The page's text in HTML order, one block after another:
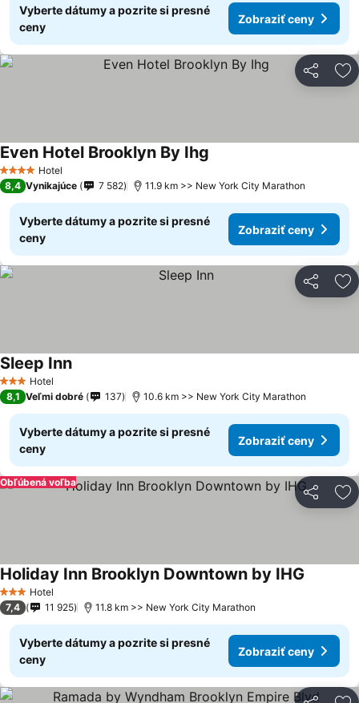
Vyberte dátumy a pozrite si presné
ceny
Zobraziť ceny
Zdieľať
4 Počet hviezdičiek
Hotel
Even Hotel Brooklyn By Ihg
8,4 Vynikajúce 7 582 11.9 km >> New York City Marathon
Vyberte dátumy a pozrite si presné
ceny
Zobraziť ceny
Zdieľať
3 Počet hviezdičiek
Hotel
Sleep Inn
8,1 Veľmi dobré 137 10.6 km >> New York City Marathon
Vyberte dátumy a pozrite si presné
ceny
Zobraziť ceny
Zdieľať
Obľúbená voľba
3 Počet hviezdičiek
Hotel
Holiday Inn Brooklyn Downtown by IHG
7,4 11 925 11.8 km >> New York City Marathon
Vyberte dátumy a pozrite si presné
ceny
Zobraziť ceny